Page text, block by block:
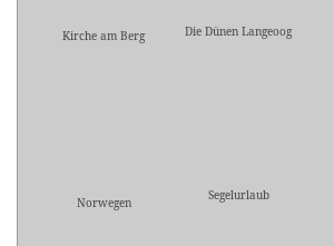
Kirche am Berg Die Dünen Langeoog
Norwegen Segelurlaub